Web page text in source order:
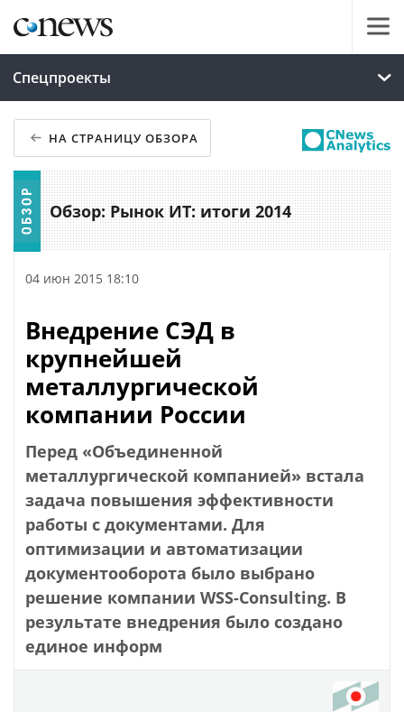
Спецпроекты
НА СТРАНИЦУ ОБЗОРА
Обзор: Рынок ИТ: итоги 2014
04 июн 2015 18:10
Внедрение СЭД в
крупнейшей
металлургической
компании России
Перед «Объединенной
металлургической компанией» встала
задача повышения эффективности
работы с документами. Для
оптимизации и автоматизации
документооборота было выбрано
решение компании WSS-Consulting. В
результате внедрения было создано
единое информ